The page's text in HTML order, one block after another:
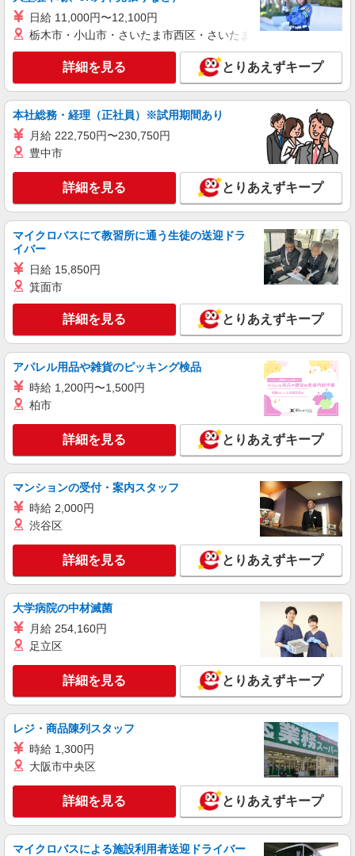
日給 11,000円〜12,100円
栃木市・小山市・さいたま市西区・さいたま市岩槻区・久喜市・
詳細を見る とりあえずキープ
本社総務・経理（正社員）※試用期間あり
月給 222,750円〜230,750円
豊中市
詳細を見る とりあえずキープ
マイクロバスにて教習所に通う生徒の送迎ドラ
イバー
日給 15,850円
箕面市
詳細を見る とりあえずキープ
アパレル用品や雑貨のピッキング検品
時給 1,200円〜1,500円
柏市
詳細を見る とりあえずキープ
マンションの受付・案内スタッフ
時給 2,000円
渋谷区
詳細を見る とりあえずキープ
大学病院の中材滅菌
月給 254,160円
足立区
詳細を見る とりあえずキープ
レジ・商品陳列スタッフ
時給 1,300円
大阪市中央区
詳細を見る とりあえずキープ
マイクロバスによる施設利用者送迎ドライバー